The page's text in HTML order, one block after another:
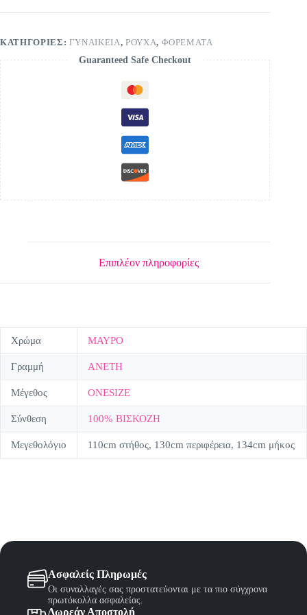
ΚΑΤΗΓΟΡΊΕΣ: ΓΥΝΑΙΚΕΙΑ, ΡΟΥΧΑ, ΦΟΡΕΜΑΤΑ
Guaranteed Safe Checkout
Επιπλέον πληροφορίες
Χρώμα ΜΑΥΡΟ
Γραμμή ΑΝΕΤΗ
Μέγεθος ONESIZE
Σύνθεση 100% ΒΙΣΚΟΖΗ
Μεγεθολόγιο 110cm στήθος, 130cm περιφέρεια, 134cm μήκος
Ασφαλείς Πληρωμές
Οι συναλλαγές σας προστατεύονται με τα πιο σύγχρονα
πρωτόκολλα ασφαλείας.
Δωρεάν Αποστολή